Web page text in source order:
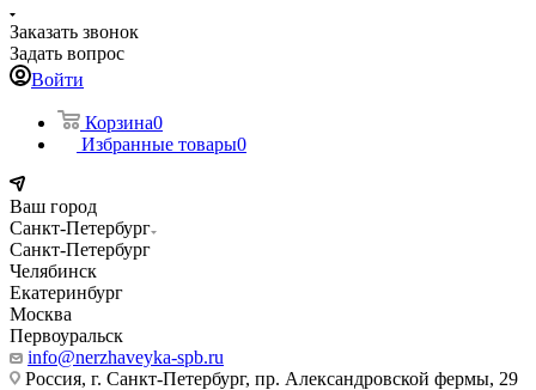
Заказать звонок
Задать вопрос
Войти
Корзина0
Избранные товары0
Ваш город
Санкт-Петербург
Санкт-Петербург
Челябинск
Екатеринбург
Москва
Первоуральск
info@nerzhaveyka-spb.ru
Россия, г. Санкт-Петербург, пр. Александровской фермы, 29